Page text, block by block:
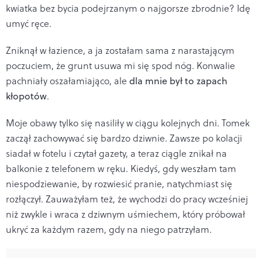
kwiatka bez bycia podejrzanym o najgorsze zbrodnie? Idę
umyć ręce.
Zniknął w łazience, a ja zostałam sama z narastającym
poczuciem, że grunt usuwa mi się spod nóg. Konwalie
pachniały oszałamiająco, ale dla mnie był to zapach
kłopotów.
Moje obawy tylko się nasiliły w ciągu kolejnych dni. Tomek
zaczął zachowywać się bardzo dziwnie. Zawsze po kolacji
siadał w fotelu i czytał gazety, a teraz ciągle znikał na
balkonie z telefonem w ręku. Kiedyś, gdy weszłam tam
niespodziewanie, by rozwiesić pranie, natychmiast się
rozłączył. Zauważyłam też, że wychodzi do pracy wcześniej
niż zwykle i wraca z dziwnym uśmiechem, który próbował
ukryć za każdym razem, gdy na niego patrzyłam.